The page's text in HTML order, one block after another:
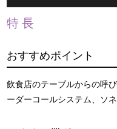
特長
おすすめポイント
飲食店のテーブルからの呼
ーダーコールシステム、ソ